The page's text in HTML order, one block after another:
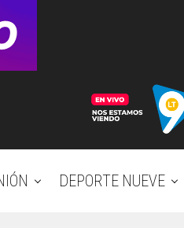
DEPORTE NUEVE